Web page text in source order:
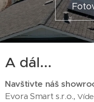
A dál...
Navštivte náš
Evora Smart s.r.o.,